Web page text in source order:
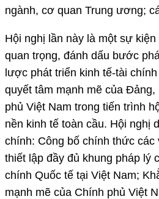
ngành, cơ quan Trung ương;
Hội nghị lần này là một sự
quan trọng, đánh dấu bước
lược phát triển kinh tế-tài
quyết tâm mạnh mẽ của
phủ Việt Nam trong tiến trình
nền kinh tế toàn cầu. Hội nghị
chính: Công bố chính thức các
thiết lập đầy đủ khung pháp lý
chính Quốc tế tại Việt Nam;
mạnh mẽ của Chính phủ Việt